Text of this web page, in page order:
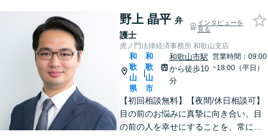
野上 晶平 弁
護士
インタビューを
見る
虎ノ門法律経済事務所 和歌山支店
和
歌
山
県
|
和
歌
山
市
和歌山市駅
から徒歩10
分
営業時間：09:00
~18:00（平日）
【初回相談無料】【夜間/休日相談可】
目の前のお悩みに真摯に向き合い、目
の前の人を幸せにすることを、常にこ